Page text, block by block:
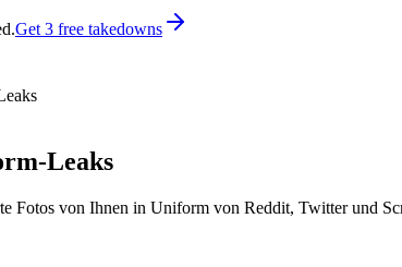
Get 3 free takedowns
Leaks
Fotos von Ihnen in Uniform von Reddit, Twitter und